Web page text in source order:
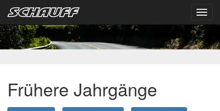
Frühere Jahrgänge